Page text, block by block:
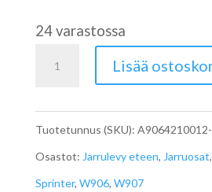
24 varastossa
Jarrulevy
W906
W907
eteen
Lisää
Tuotetunnus (SKU):
Osastot: Jarrulevy eteen, Jarruosat,
Sprinter, W906, W907